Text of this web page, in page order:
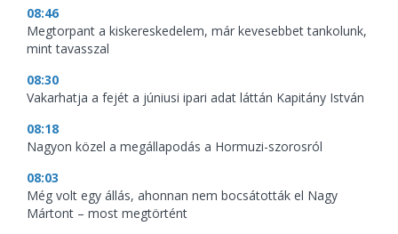
08:46
Megtorpant a kiskereskedelem, már kevesebbet tankolunk,
mint tavasszal
08:30
Vakarhatja a fejét a júniusi ipari adat láttán Kapitány István
08:18
Nagyon közel a megállapodás a Hormuzi-szorosról
08:03
Még volt egy állás, ahonnan nem bocsátották el Nagy
Mártont – most megtörtént